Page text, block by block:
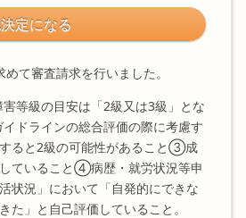
定になる
て審査請求を行いました。
等級の目安は「2級又は3級」とな
ドラインの総合評価の際に考慮す
ると2級の可能性があること③成
ていること④病歴・就労状況等申
状況」において「自発的にできな
た」と自己評価していること。